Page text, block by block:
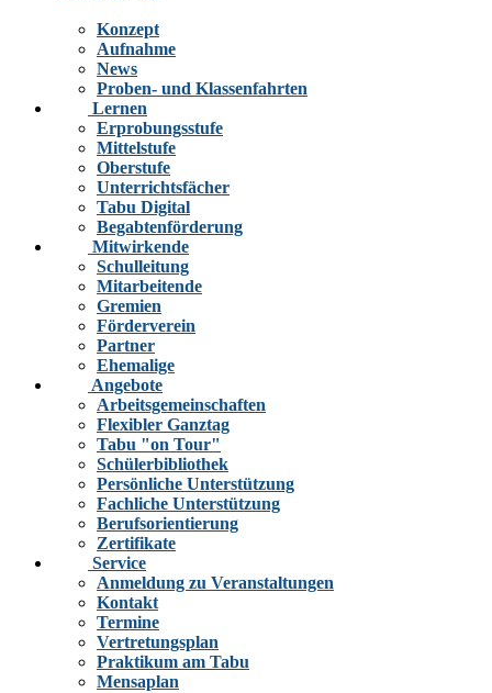
Konzept
Aufnahme
News
Proben- und Klassenfahrten
Lernen
Erprobungsstufe
Mittelstufe
Oberstufe
Unterrichtsfächer
Tabu Digital
Begabtenförderung
Mitwirkende
Schulleitung
Mitarbeitende
Gremien
Förderverein
Partner
Ehemalige
Angebote
Arbeitsgemeinschaften
Flexibler Ganztag
Tabu "on Tour"
Schülerbibliothek
Persönliche Unterstützung
Fachliche Unterstützung
Berufsorientierung
Zertifikate
Service
Anmeldung zu Veranstaltungen
Kontakt
Termine
Vertretungsplan
Praktikum am Tabu
Mensaplan